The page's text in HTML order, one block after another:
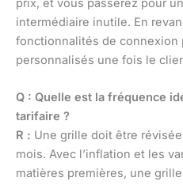
intermédiaire inutile. En
fonctionnalités de connexion
personnalisés une fois le
Q : Quelle est la fréquence
tarifaire ?
R : Une grille doit être
mois. Avec l’inflation et les
matières premières, une